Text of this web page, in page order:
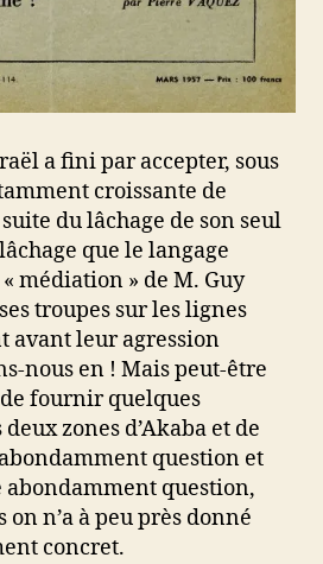
a fini par accepter, sous
croissante de
du lâchage de son seul
que le langage
médiation » de M. Guy
troupes sur les lignes
avant leur agression
nous en ! Mais peut-être
fournir quelques
zones d’Akaba et de
question et
abondamment question,
n’a à peu près donné
concret.